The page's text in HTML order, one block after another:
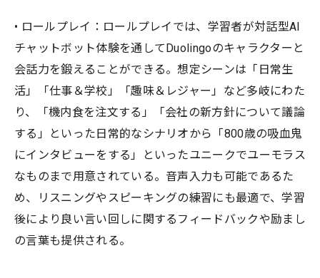
• ロールプレイ：ロールプレイでは、学習者が対話型AI
チャットボット体験を通してDuolingoのキャラクターと
会話力を鍛えることができる。想定シーンは「日常生
活」「仕事＆学校」「趣味＆レジャー」など多岐にわた
り、「機内食を注文する」「会社の新方針について議論
する」といった日常的なシナリオから「800歳の吸血鬼
にインタビューをする」といったユニークでユーモラス
なものまで用意されている。音声入力も可能であるた
め、リスニングやスピーキングの練習にも最適で、学習
後により良い言い回しに関するフィードバックや励まし
の言葉も提供される。